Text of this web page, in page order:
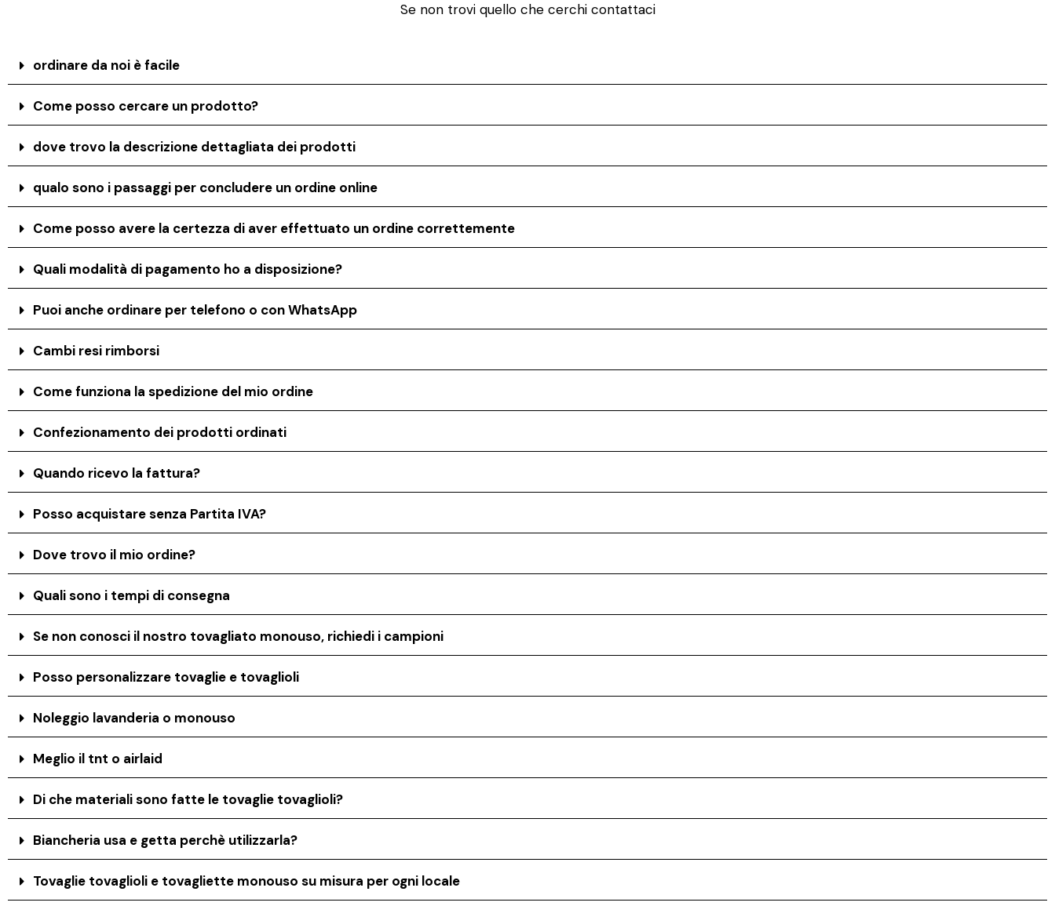
Se non trovi quello che cerchi contattaci
ordinare da noi è facile
Come posso cercare un prodotto?
dove trovo la descrizione dettagliata dei prodotti
qualo sono i passaggi per concludere un ordine online
Come posso avere la certezza di aver effettuato un ordine correttemente
Quali modalità di pagamento ho a disposizione?
Puoi anche ordinare per telefono o con WhatsApp
Cambi resi rimborsi
Come funziona la spedizione del mio ordine
Confezionamento dei prodotti ordinati
Quando ricevo la fattura?
Posso acquistare senza Partita IVA?
Dove trovo il mio ordine?
Quali sono i tempi di consegna
Se non conosci il nostro tovagliato monouso, richiedi i campioni
Posso personalizzare tovaglie e tovaglioli
Noleggio lavanderia o monouso
Meglio il tnt o airlaid
Di che materiali sono fatte le tovaglie tovaglioli?
Biancheria usa e getta perchè utilizzarla?
Tovaglie tovaglioli e tovagliette monouso su misura per ogni locale